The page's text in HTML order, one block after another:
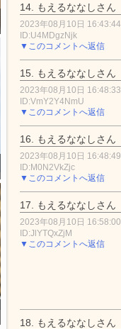
14. もえるななしさん
2023年08月10日 16:43:44
ID:U4MDgzNjk
▼このコメントへ返信
15. もえるななしさん
2023年08月10日 16:48:33
ID:VmY2Y4NmU
▼このコメントへ返信
16. もえるななしさん
2023年08月10日 16:48:49
ID:M0N2VkZjc
▼このコメントへ返信
17. もえるななしさん
2023年08月10日 16:58:00
ID:JlYTQxZjM
▼このコメントへ返信
18. もえるななしさん